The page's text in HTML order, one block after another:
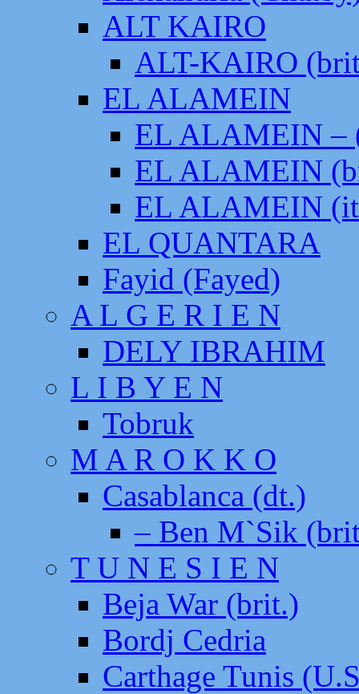
ALT KAIRO
ALT-KAIRO
EL ALAMEIN
EL ALAMEIN –
EL ALAMEIN
EL ALAMEIN
EL QUANTARA
Fayid (Fayed)
A L G E R I E N
DELY IBRAHIM
L I B Y E N
Tobruk
M A R O K K O
Casablanca (dt.)
– Ben M`Sik
T U N E S I E N
Beja War (brit.)
Bordj Cedria
Carthage Tunis